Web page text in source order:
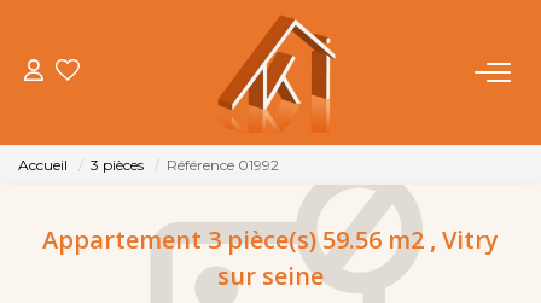
ACHETER
VENDRE
LOUER
Accueil 3 pièces Référence 01992
Appartement 3 pièce(s) 59.56 m2 , Vitry
sur seine